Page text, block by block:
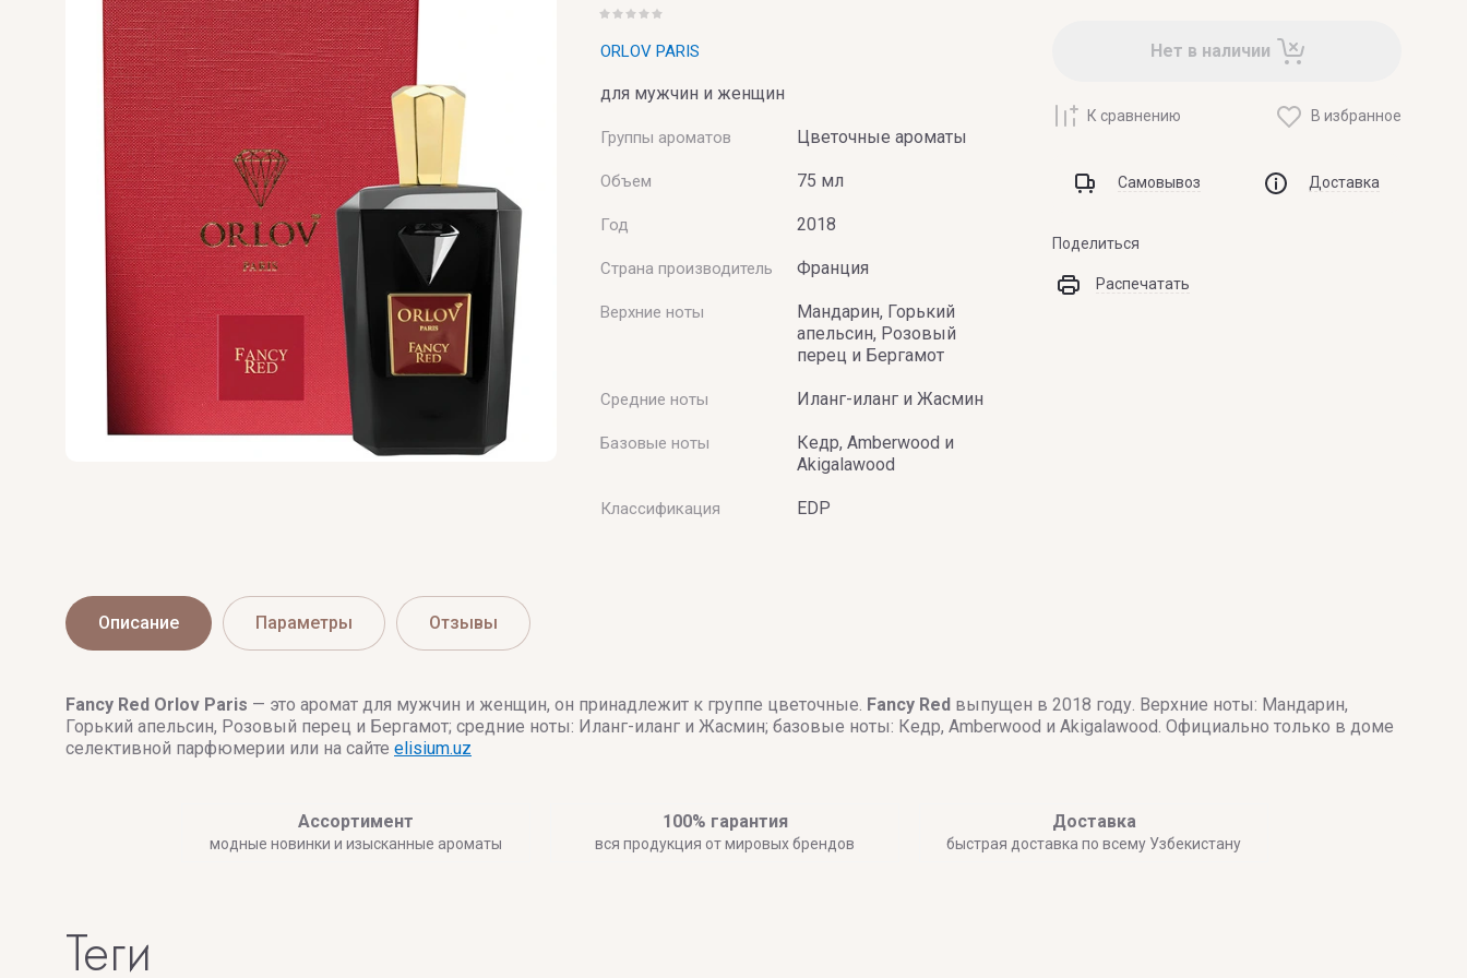
ORLOV PARIS
для мужчин и женщин
Группы ароматов Цветочные ароматы
Объем 75 мл
Год 2018
Страна производитель Франция
Верхние ноты
Мандарин, Горький
апельсин, Розовый
перец и Бергамот
Средние ноты Иланг-иланг и Жасмин
Базовые ноты
Кедр, Amberwood и
Akigalawood
Классификация EDP
Нет в наличии
К сравнению В избранное
Самовывоз Доставка
Поделиться
Распечатать
Описание Параметры Отзывы
Fancy Red Orlov Paris — это аромат для мужчин и женщин, он принадлежит к группе цветочные. Fancy Red выпущен в 2018 году. Верхние ноты: Мандарин,
Горький апельсин, Розовый перец и Бергамот; средние ноты: Иланг-иланг и Жасмин; базовые ноты: Кедр, Amberwood и Akigalawood. Официально только в доме
селективной парфюмерии или на сайте elisium.uz
Ассортимент
модные новинки и изысканные ароматы
100% гарантия
вся продукция от мировых брендов
Доставка
быстрая доставка по всему Узбекистану
теги
VALMONT
VERONIQUE GABAI
Versace
Vertus
Victoria's Secret
VIKTOR & ROLF
VILHELM PARFUMERIE
Vince Camuto